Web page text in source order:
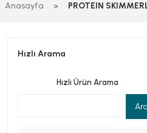
Anasayfa PROTEIN
Hızlı Arama
Hızlı Ürün Arama
Ara